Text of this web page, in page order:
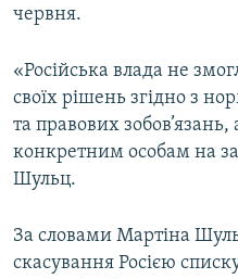
червня.
«Російська влада не
своїх рішень згідно з
та правових
конкретним особам на
Шульц.
За словами Мартіна
скасування Росією